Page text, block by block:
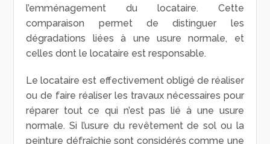
l’emménagement du locataire. Cette
comparaison permet de distinguer les
dégradations liées à une usure normale, et
celles dont le locataire est responsable.
Le locataire est effectivement obligé de réaliser
ou de faire réaliser les travaux nécessaires pour
réparer tout ce qui n’est pas lié à une usure
normale. Si l’usure du revêtement de sol ou la
peinture défraîchie sont considérés comme une